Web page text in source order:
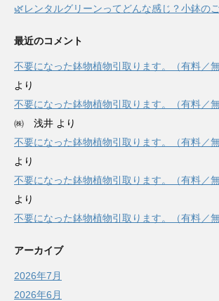
🌿レンタルグリーンってどんな感じ？小鉢の
最近のコメント
不要になった鉢物植物引取ります。（有料／無
より
不要になった鉢物植物引取ります。（有料／無
㈱ 浅井 より
不要になった鉢物植物引取ります。（有料／無
より
不要になった鉢物植物引取ります。（有料／無
より
不要になった鉢物植物引取ります。（有料／無
アーカイブ
2026年7月
2026年6月